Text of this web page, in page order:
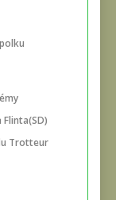
Flinta(SD)
Trotteur